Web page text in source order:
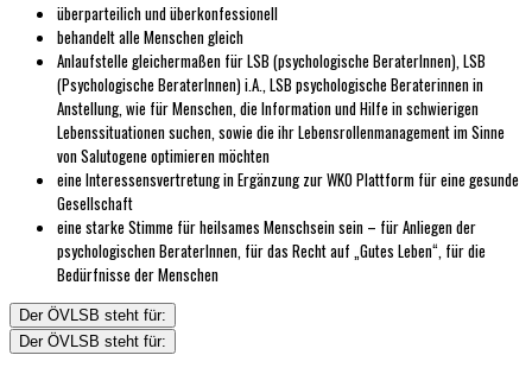
überparteilich und überkonfessionell
behandelt alle Menschen gleich
Anlaufstelle gleichermaßen für LSB (psychologische BeraterInnen), LSB
(Psychologische BeraterInnen) i.A., LSB psychologische Beraterinnen in
Anstellung, wie für Menschen, die Information und Hilfe in schwierigen
Lebenssituationen suchen, sowie die ihr Lebensrollenmanagement im Sinne
von Salutogene optimieren möchten
eine Interessensvertretung in Ergänzung zur WKO Plattform für eine gesunde
Gesellschaft
eine starke Stimme für heilsames Menschsein sein – für Anliegen der
psychologischen BeraterInnen, für das Recht auf „Gutes Leben“, für die
Bedürfnisse der Menschen
Der ÖVLSB steht für:
Der ÖVLSB steht für: